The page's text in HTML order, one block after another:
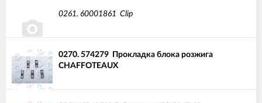
0261. 60001861 Clip
0270. 574279 Прокладка блока розжига
CHAFFOTEAUX